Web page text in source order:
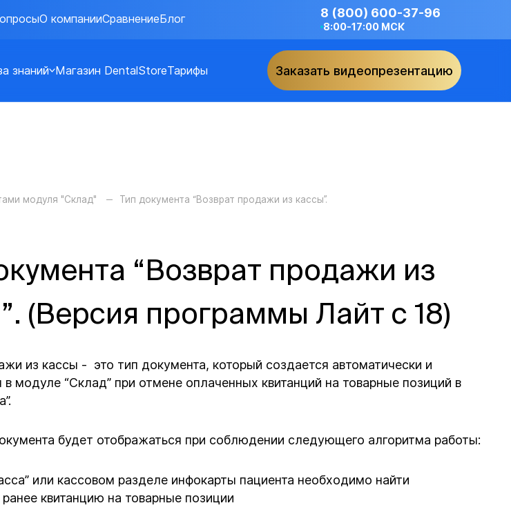
О компанииСравнениеБлог 8 (800) 600-37-96
8:00-17:00 МСК
знаний Магазин DentalStoreТарифы Заказать видеопрезентацию
модуля "Склад" Тип документа “Возврат продажи из кассы”.
“Возврат продажи из
(Версия программы Лайт с 18)
из кассы - это тип документа, который создается автоматически и
в модуле “Склад” при отмене оплаченных квитанций на товарные позиций в
будет отображаться при соблюдении следующего алгоритма работы:
или кассовом разделе инфокарты пациента необходимо найти
квитанцию на товарные позиции